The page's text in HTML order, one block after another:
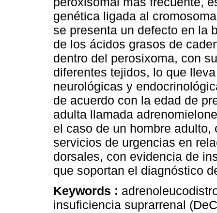
genética ligada al
se presenta un defecto en la
de los ácidos grasos de
dentro del perosixoma, con
diferentes tejidos, lo que
neurológicas y
de acuerdo con la edad de
adulta llamada
el caso de un hombre
servicios de urgencias en
dorsales, con evidencia de
que soportan el diagnóstico
Keywords :
insuficiencia suprarrenal